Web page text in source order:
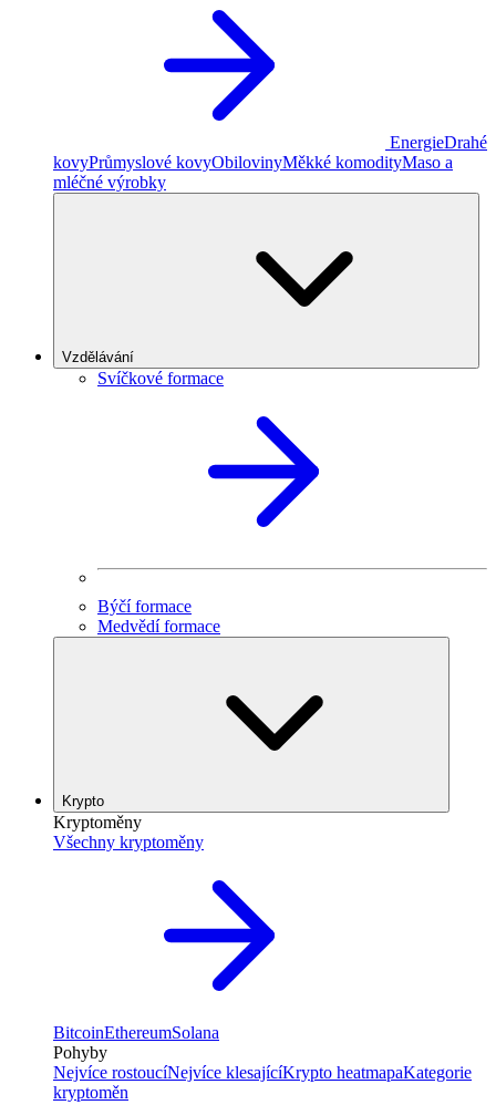
EnergieDrahé
kovyPrůmyslové kovyObilovinyMěkké komodityMaso a
mléčné výrobky
Vzdělávání
Svíčkové formace
Býčí formace
Medvědí formace
Krypto
Kryptoměny
Všechny kryptoměny
BitcoinEthereumSolana
Pohyby
Nejvíce rostoucíNejvíce klesajícíKrypto heatmapaKategorie
kryptoměn